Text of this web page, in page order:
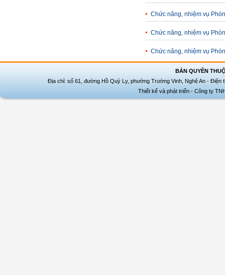
Chức năng, nhiệm vụ
Chức năng, nhiệm vụ
Chức năng, nhiệm vụ
BẢN QUYỀN
Địa chỉ: số 61, đường Hồ Quý Ly, phường Trường Vinh, Nghệ An - Điện
Thiết kế và phát triển - Công ty